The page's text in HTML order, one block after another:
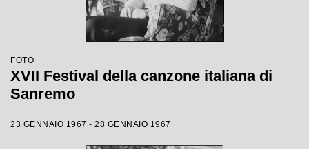
FOTO
XVII Festival della canzone italiana di
Sanremo
23 GENNAIO 1967 - 28 GENNAIO 1967